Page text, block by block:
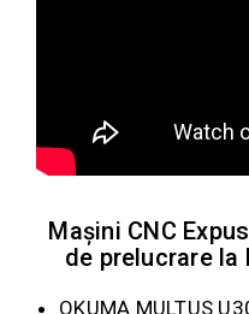
Mașini CNC
de prelucrare la
OKUMA MULTUS